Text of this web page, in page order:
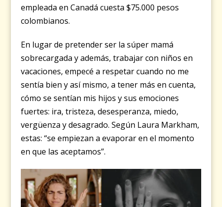
empleada en Canadá cuesta $75.000 pesos
colombianos.
En lugar de pretender ser la súper mamá
sobrecargada y además, trabajar con niños en
vacaciones, empecé a respetar cuando no me
sentía bien y así mismo, a tener más en cuenta,
cómo se sentían mis hijos y sus emociones
fuertes: ira, tristeza, desesperanza, miedo,
vergüenza y desagrado. Según Laura Markham,
estas: “se empiezan a evaporar en el momento
en que las aceptamos”.